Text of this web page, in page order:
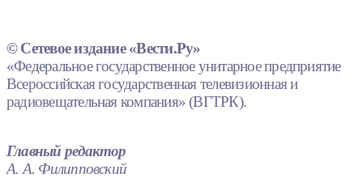
© Сетевое издание «Вести.Ру»
«Федеральное государственное унитарное предприятие
Всероссийская государственная телевизионная и
радиовещательная компания» (ВГТРК).
Главный редактор
А. А. Филипповский